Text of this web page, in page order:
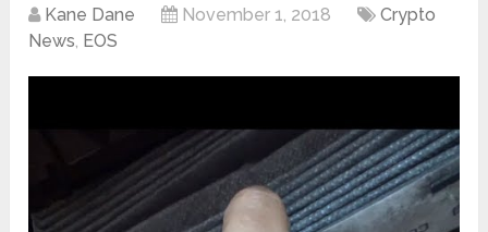
Kane Dane November 1, 2018
Crypto
News, EOS